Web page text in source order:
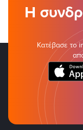
Η
Κατέβασε το